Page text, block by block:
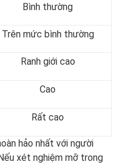
Bình thường
Trên mức bình thường
Ranh giới cao
Cao
Rất cao
hảo nhất với người
xét nghiệm mỡ trong